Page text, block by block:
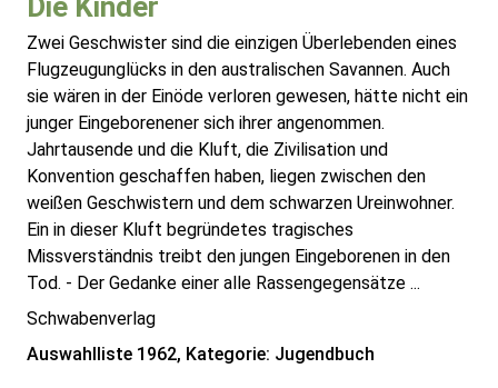
Die Kinder
Zwei Geschwister sind die einzigen Überlebenden eines
Flugzeugunglücks in den australischen Savannen. Auch
sie wären in der Einöde verloren gewesen, hätte nicht ein
junger Eingeborenener sich ihrer angenommen.
Jahrtausende und die Kluft, die Zivilisation und
Konvention geschaffen haben, liegen zwischen den
weißen Geschwistern und dem schwarzen Ureinwohner.
Ein in dieser Kluft begründetes tragisches
Missverständnis treibt den jungen Eingeborenen in den
Tod. - Der Gedanke einer alle Rassengegensätze ...
Schwabenverlag
Auswahlliste 1962, Kategorie: Jugendbuch